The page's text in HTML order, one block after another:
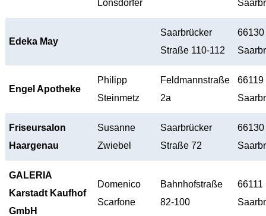
Lonsdorfer
Edeka May
Saarbrücker
Straße 110-112
66130
Engel Apotheke
Philipp
Steinmetz
Feldmannstraße
2a
66119
Friseursalon
Haargenau
Susanne
Zwiebel
Saarbrücker
Straße 72
66130
GALERIA
Karstadt Kaufhof
GmbH
Domenico
Scarfone
Bahnhofstraße
82-100
66111